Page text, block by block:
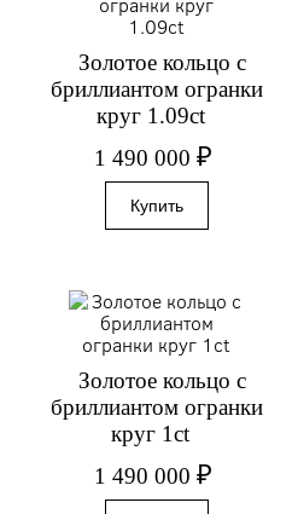
Золотое кольцо с
бриллиантом огранки
круг 1.09ct
1 490 000₽
Золотое кольцо с
бриллиантом огранки
круг 1ct
1 490 000₽